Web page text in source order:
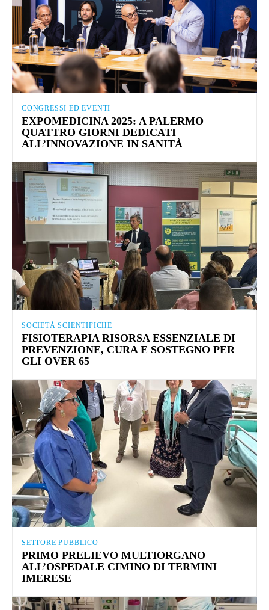
CONGRESSI ED EVENTI
EXPOMEDICINA 2025: A PALERMO
QUATTRO GIORNI DEDICATI
ALL’INNOVAZIONE IN SANITÀ
SOCIETÀ SCIENTIFICHE
FISIOTERAPIA RISORSA ESSENZIALE DI
PREVENZIONE, CURA E SOSTEGNO PER
GLI OVER 65
SETTORE PUBBLICO
PRIMO PRELIEVO MULTIORGANO
ALL’OSPEDALE CIMINO DI TERMINI
IMERESE